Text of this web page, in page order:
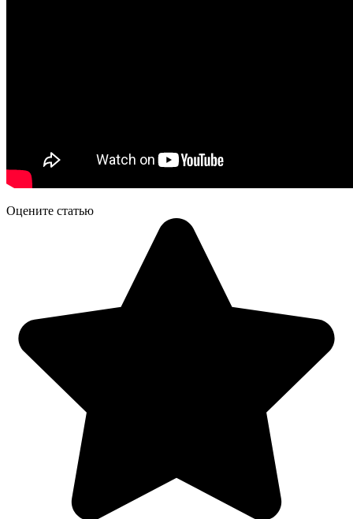
Оцените статью